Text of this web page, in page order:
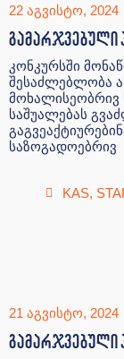
22 აგვისტო, 2024
გამარჯვებული
კონკურსში
შესაძლებლობა
მოხალისეობრივ
საშუალებას
საზოგადოებრივ
KAS,
21 აგვისტო, 2024
გამარჯვებული